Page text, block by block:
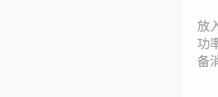
放
功
备